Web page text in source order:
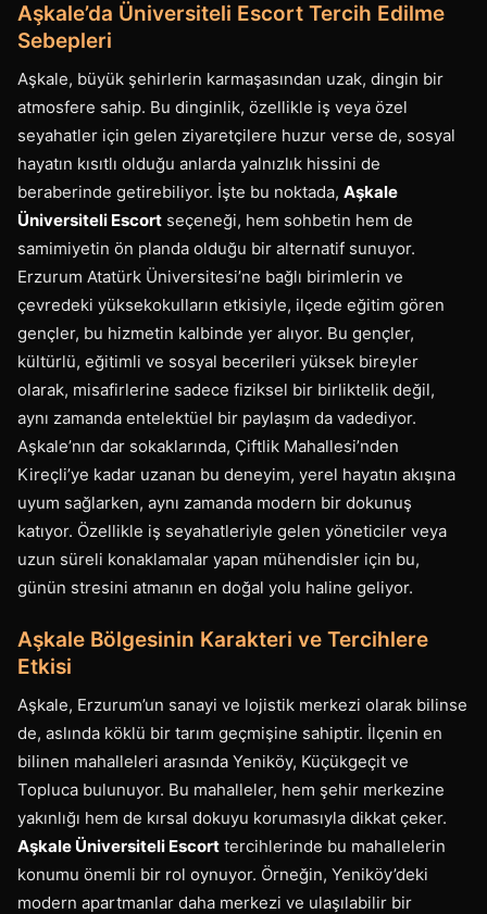
Aşkale’da Üniversiteli Escort Tercih Edilme
Sebepleri
Aşkale, büyük şehirlerin karmaşasından uzak, dingin bir
atmosfere sahip. Bu dinginlik, özellikle iş veya özel
seyahatler için gelen ziyaretçilere huzur verse de, sosyal
hayatın kısıtlı olduğu anlarda yalnızlık hissini de
beraberinde getirebiliyor. İşte bu noktada, Aşkale
Üniversiteli Escort seçeneği, hem sohbetin hem de
samimiyetin ön planda olduğu bir alternatif sunuyor.
Erzurum Atatürk Üniversitesi’ne bağlı birimlerin ve
çevredeki yüksekokulların etkisiyle, ilçede eğitim gören
gençler, bu hizmetin kalbinde yer alıyor. Bu gençler,
kültürlü, eğitimli ve sosyal becerileri yüksek bireyler
olarak, misafirlerine sadece fiziksel bir birliktelik değil,
aynı zamanda entelektüel bir paylaşım da vadediyor.
Aşkale’nın dar sokaklarında, Çiftlik Mahallesi’nden
Kireçli’ye kadar uzanan bu deneyim, yerel hayatın akışına
uyum sağlarken, aynı zamanda modern bir dokunuş
katıyor. Özellikle iş seyahatleriyle gelen yöneticiler veya
uzun süreli konaklamalar yapan mühendisler için bu,
günün stresini atmanın en doğal yolu haline geliyor.
Aşkale Bölgesinin Karakteri ve Tercihlere
Etkisi
Aşkale, Erzurum’un sanayi ve lojistik merkezi olarak bilinse
de, aslında köklü bir tarım geçmişine sahiptir. İlçenin en
bilinen mahalleleri arasında Yeniköy, Küçükgeçit ve
Topluca bulunuyor. Bu mahalleler, hem şehir merkezine
yakınlığı hem de kırsal dokuyu korumasıyla dikkat çeker.
Aşkale Üniversiteli Escort tercihlerinde bu mahallelerin
konumu önemli bir rol oynuyor. Örneğin, Yeniköy’deki
modern apartmanlar daha merkezi ve ulaşılabilir bir